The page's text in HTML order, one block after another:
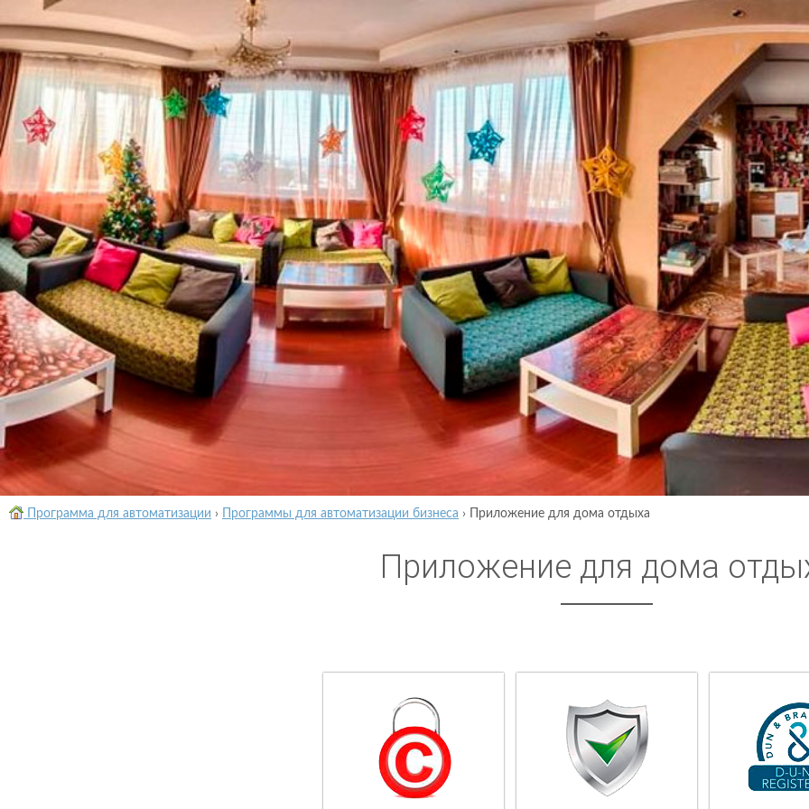
Программа для автоматизации › Программы для автоматизации бизнеса › Приложение для дома отдыха
Приложение для дома